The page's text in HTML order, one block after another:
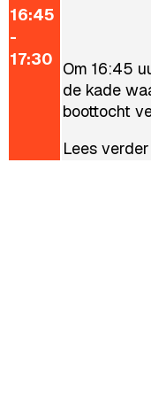
16:45
-
17:30 Om 16:45
de kade
boottocht
Lees